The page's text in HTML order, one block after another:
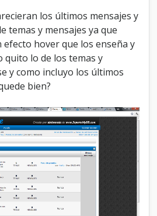
los últimos mensajes y
temas y mensajes ya que
hover que los enseña y
quito lo de los temas y
y como incluyo los últimos
bien?